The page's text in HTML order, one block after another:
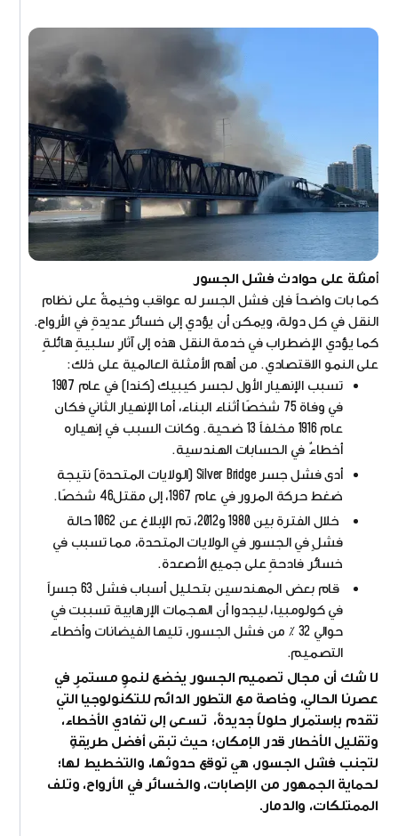
أمثلة على حوادث فشل الجسور
كما بات واضحاً فإن فشل الجسر له عواقب وخيمةٌ على نظام
النقل في كل دولة، ويمكن أن يؤدي إلى خسائر عديدةٍ في الأرواح.
كما يؤدي الإضطراب في خدمة النقل هذه إلى آثارٍ سلبيةٍ هائلةٍ
على النمو الاقتصادي. من أهم الأمثلة العالمية على ذلك:
تسبب الإنهيار الأول لجسر كيبيك (كندا) في عام 1907
في وفاة 75 شخصًا أثناء البناء، أما الإنهيار الثاني فكان
عام 1916 مخلفاً 13 ضحية. وكانت السبب في إنهياره
أخطاءٌ في الحسابات الهندسية.
أدى فشل جسر Silver Bridge (الولايات المتحدة) نتيجة
ضغط حركة المرور في عام 1967، إلى مقتل46 شخصًا.
خلال الفترة بين 1980 و2012، تم الإبلاغ عن 1062 حالة
فشلٍ في الجسور في الولايات المتحدة، مما تسبب في
خسائر فادحةٍ على جميع الأصعدة.
قام بعض المهندسين بتحليل أسباب فشل 63 جسراً
في كولومبيا، ليجدوا أن الهجمات الإرهابية تسببت في
حوالي 32 ٪ من فشل الجسور، تليها الفيضانات وأخطاء
التصميم.
لا شك أن مجال تصميم الجسور يخضع لنموٍ مستمرٍ في
عصرنا الحالي، وخاصة مع التطور الدائم للتكنولوجيا التي
تقدم بإستمرار حلولاً جديدةً، تسعى إلى تفادي الأخطاء،
وتقليل الأخطار قدر الإمكان؛ حيث تبقى أفضل طريقةٍ
لتجنب فشل الجسور، هي توقع حدوثها، والتخطيط لها؛
لحماية الجمهور من الإصابات، والخسائر في الأرواح، وتلف
الممتلكات، والدمار.